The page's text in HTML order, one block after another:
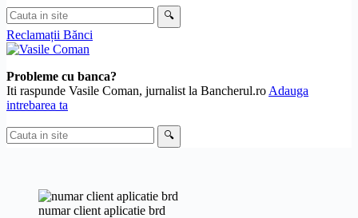
Cauta
in
site
🔍
Reclamații Bănci
Probleme cu banca?
Iti raspunde Vasile Coman, jurnalist la Bancherul.ro Adauga
intrebarea ta
Cauta
in
🔍
numar client aplicatie brd